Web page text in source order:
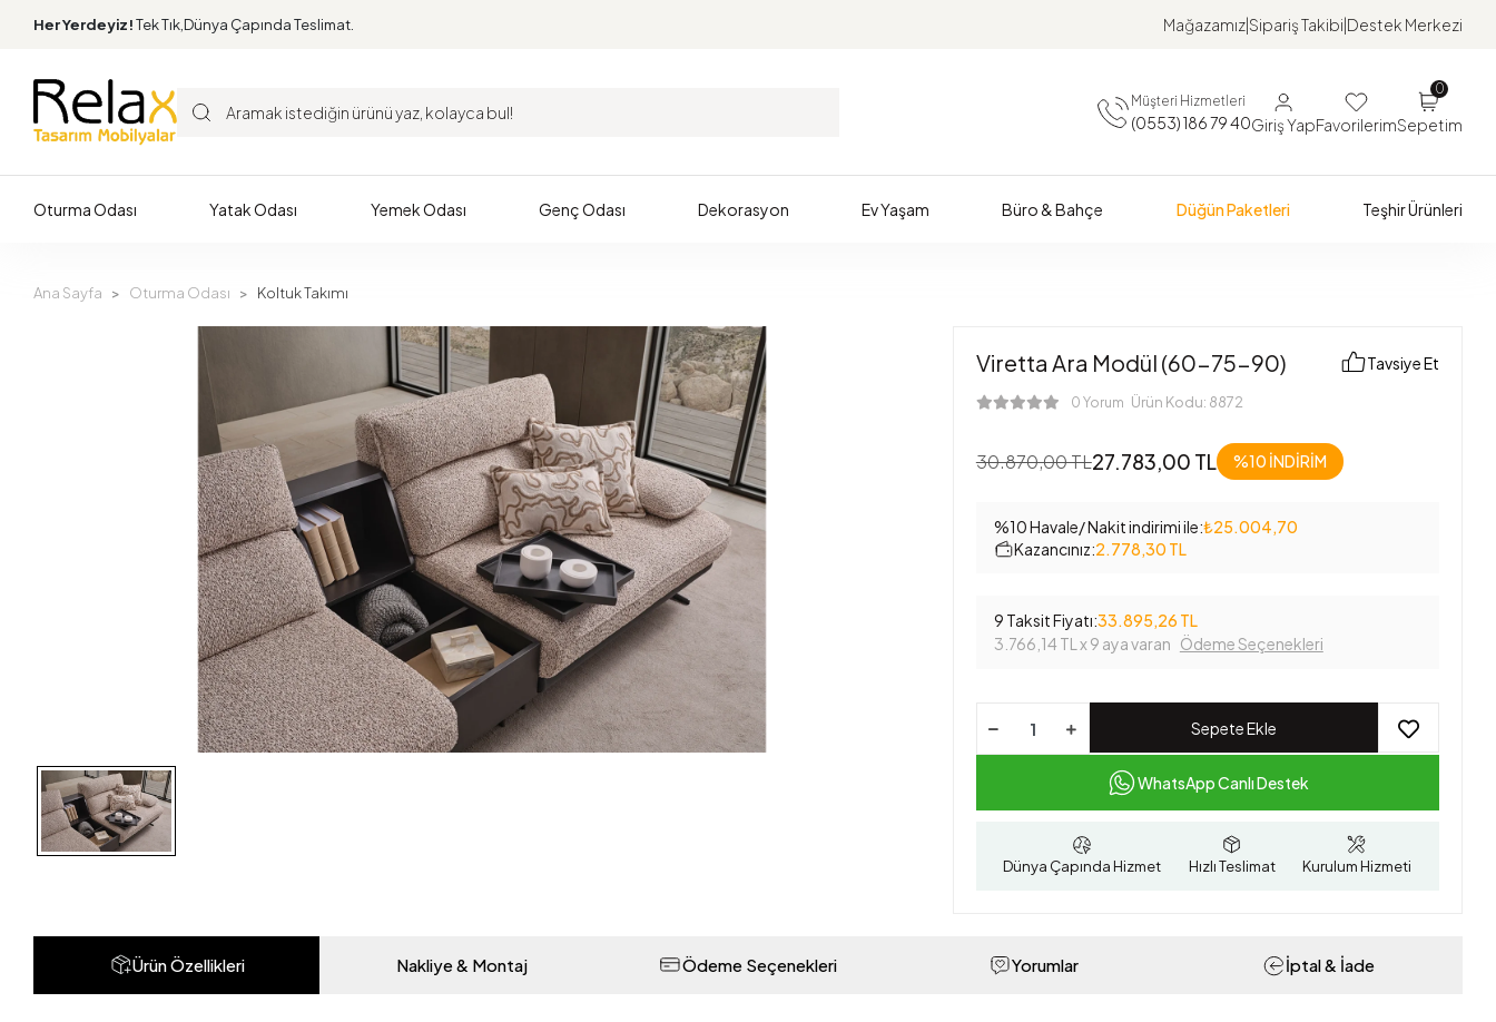
Her Yerdeyiz!Tek Tık,Dünya Çapında Teslimat. MağazamızSipariş Takibi Destek Merkezi
Müşteri Hizmetleri
(0553) 186 79 40Giriş YapFavorilerim
0
Sepetim
Oturma Odası Yatak Odası Yemek Odası Genç Odası Dekorasyon Ev Yaşam Büro & Bahçe Düğün Paketleri Teşhir Ürünleri
Ana Sayfa Oturma Odası Koltuk Takımı
Viretta Ara Modül (60-75-90)
0 Yorum Ürün Kodu: 8872
Tavsiye Et
30.870,00 TL27.783,00 TL %10 İNDİRİM
%10 Havale/ Nakit indirimi ile:₺25.004,70
Kazancınız:2.778,30 TL
9 Taksit Fiyatı:33.895,26 TL
3.766,14 TL x 9 aya varan Ödeme Seçenekleri
Sepete Ekle
WhatsApp Canlı Destek
Dünya Çapında Hizmet Hızlı Teslimat Kurulum Hizmeti
Ürün Özellikleri Nakliye & Montaj Ödeme Seçenekleri Yorumlar İptal & İade